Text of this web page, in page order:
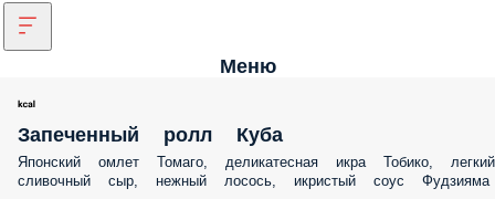
Меню
Запеченный ролл Куба
Японский омлет Томаго, деликатесная икра Тобико, легкий
сыр, нежный лосось, икристый соус Фудзияма